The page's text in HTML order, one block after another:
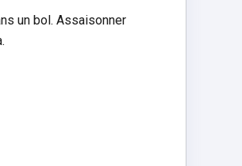
un bol. Assaisonner